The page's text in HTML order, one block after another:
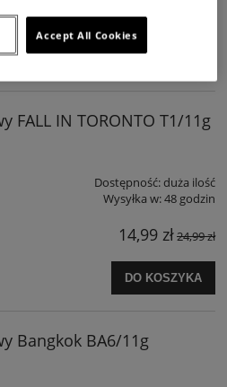
14,99 zł
DO KOSZYKA
FALL IN TORONTO T1/11g
Dostępność:duża ilość
Wysyłka w:48 godzin
14,99 zł24,99 zł
DO KOSZYKA
Bangkok BA6/11g
Accept All Cookies